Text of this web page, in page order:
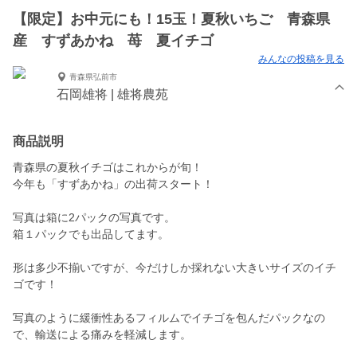
【限定】お中元にも！15玉！夏秋いちご 青森県
産 すずあかね 苺 夏イチゴ
みんなの投稿を見る
青森県弘前市
石岡雄将 | 雄将農苑
商品説明
青森県の夏秋イチゴはこれからが旬！
今年も「すずあかね」の出荷スタート！
写真は箱に2パックの写真です。
箱１パックでも出品してます。
形は多少不揃いですが、今だけしか採れない大きいサイズのイチ
ゴです！
写真のように緩衝性あるフィルムでイチゴを包んだパックなの
で、輸送による痛みを軽減します。